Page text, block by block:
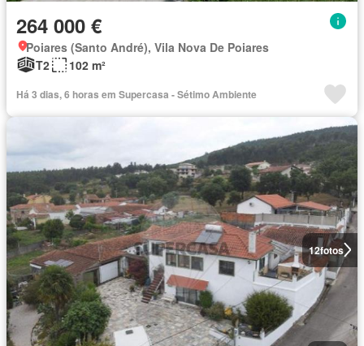
264 000 €
Poiares (Santo André), Vila Nova De Poiares
T2
102 m²
Há 3 dias, 6 horas em Supercasa - Sétimo Ambiente
12fotos